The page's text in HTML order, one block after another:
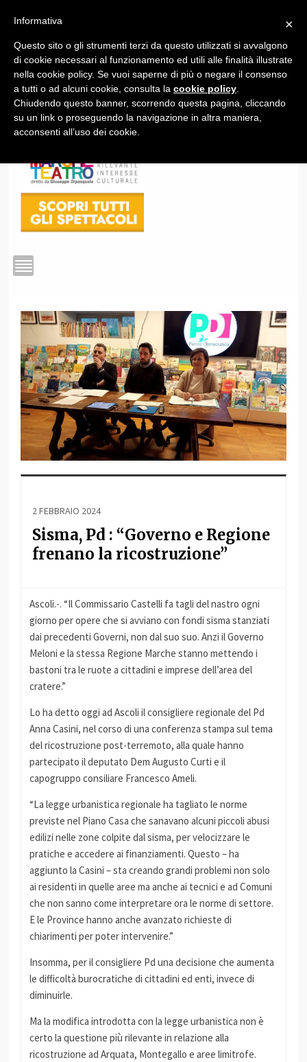
1
2 FEBBRAIO 2024
Sisma, Pd : “Governo e Regione
frenano la ricostruzione”
Ascoli.-. “Il Commissario Castelli fa tagli del nastro ogni
giorno per opere che si avviano con fondi sisma stanziati
dai precedenti Governi, non dal suo suo. Anzi il Governo
Meloni e la stessa Regione Marche stanno mettendo i
bastoni tra le ruote a cittadini e imprese dell’area del
cratere.”
Lo ha detto oggi ad Ascoli il consigliere regionale del Pd
Anna Casini, nel corso di una conferenza stampa sul tema
del ricostruzione post-terremoto, alla quale hanno
partecipato il deputato Dem Augusto Curti e il
capogruppo consiliare Francesco Ameli.
“La legge urbanistica regionale ha tagliato le norme
previste nel Piano Casa che sanavano alcuni piccoli abusi
edilizi nelle zone colpite dal sisma, per velocizzare le
pratiche e accedere ai finanziamenti. Questo – ha
aggiunto la Casini – sta creando grandi problemi non solo
ai residenti in quelle aree ma anche ai tecnici e ad Comuni
che non sanno come interpretare ora le norme di settore.
E le Province hanno anche avanzato richieste di
chiarimenti per poter intervenire.”
Insomma, per il consigliere Pd una decisione che aumenta
le difficoltà burocratiche di cittadini ed enti, invece di
diminuirle.
Ma la modifica introdotta con la legge urbanistica non è
certo la questione più rilevante in relazione alla
ricostruzione ad Arquata, Montegallo e aree limitrofe.
×
Informativa
Questo sito o gli strumenti terzi da questo utilizzati si avvalgono
di cookie necessari al funzionamento ed utili alle finalità illustrate
nella cookie policy. Se vuoi saperne di più o negare il consenso
a tutti o ad alcuni cookie, consulta la cookie policy
Chiudendo questo banner, scorrendo questa pagina, cliccando
su un link o proseguendo la navigazione in altra maniera,
acconsenti all’uso dei cookie.